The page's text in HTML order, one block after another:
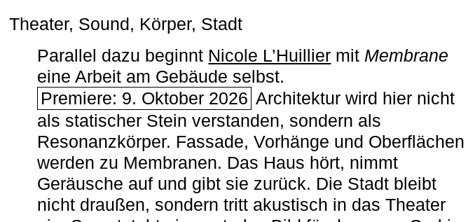
Theater, Sound, Körper, Stadt
Parallel dazu beginnt Nicole L’Huillier mit ­ Membrane
eine Arbeit am Gebäude selbst.
Premiere: 9. Oktober 2026 Architektur wird hier nicht
als statischer Stein verstanden, sondern als
Resonanzkörper. Fassade, Vorhänge und Oberflächen
werden zu Membranen. Das Haus hört, nimmt
Geräusche auf und gibt sie zurück. Die Stadt bleibt
nicht draußen, sondern tritt akustisch in das Theater